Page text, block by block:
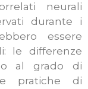
neurali
durante i
essere
le differenze
al grado di
pratiche di